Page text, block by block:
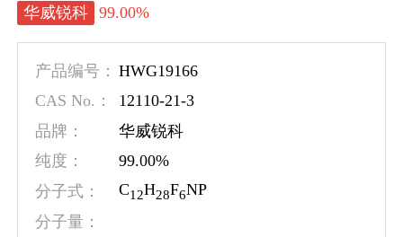
华威锐科 99.00%
产品编号： HWG19166
CAS No.：
12110-21-3
品牌：
华威锐科
纯度：
99.00%
分子式：
C1 2H28F6NP
分子量：